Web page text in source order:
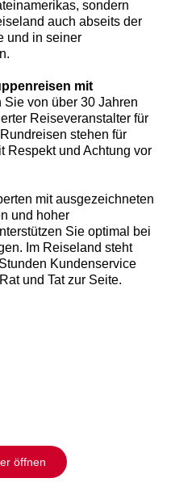
sondern
auch abseits der
und in seiner
mit
Sie von über 30 Jahren
Reiseveranstalter für
stehen für
Respekt und Achtung vor
mit ausgezeichneten
und hoher
Sie optimal bei
Im Reiseland steht
Kundenservice
und Tat zur Seite.
öffnen